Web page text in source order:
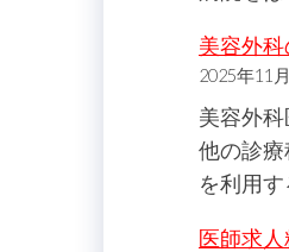
美容外
2025年11
美容外
他の診
を利用
医師求